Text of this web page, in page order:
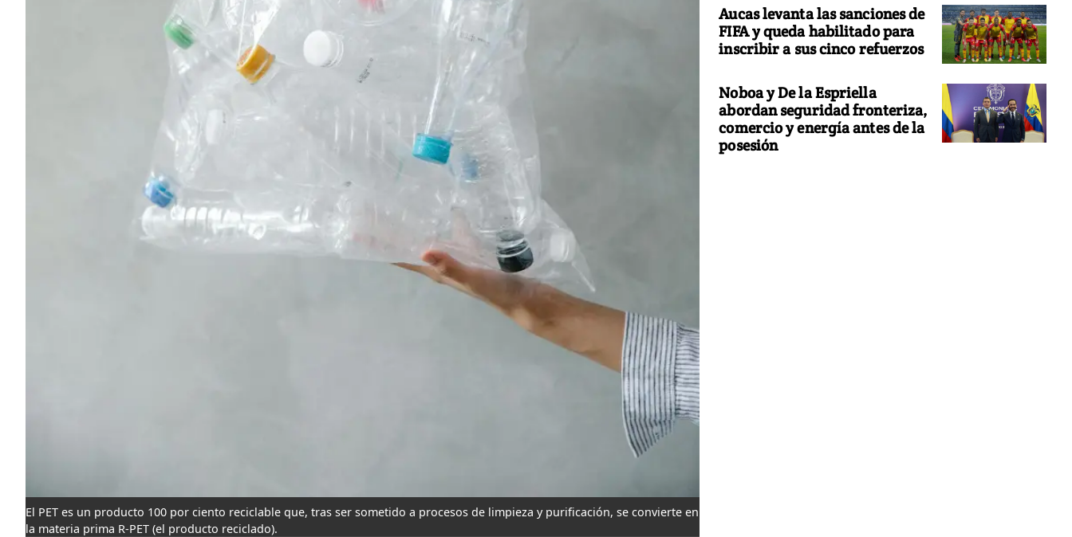
El PET es un producto 100 por ciento reciclable que, tras ser sometido a procesos de limpieza y purificación, se convierte en
la materia prima R-PET (el producto reciclado).
Aucas levanta las sanciones de
FIFA y queda habilitado para
inscribir a sus cinco refuerzos
Noboa y De la Espriella
abordan seguridad fronteriza,
comercio y energía antes de la
posesión